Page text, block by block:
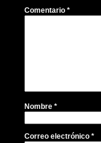
Comentario *
Nombre *
Correo electrónico *